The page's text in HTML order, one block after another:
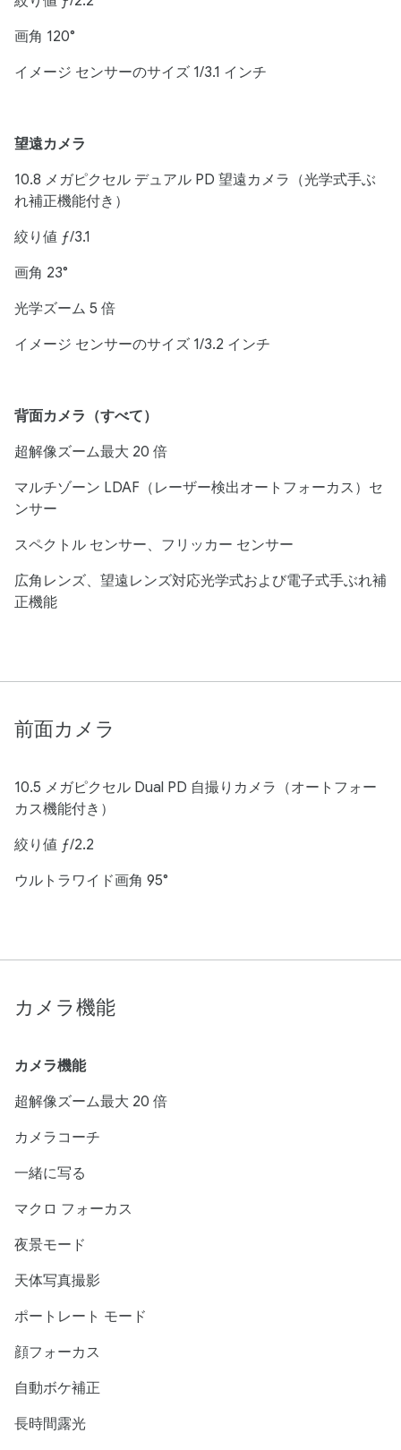
画角 120°
イメージ センサーのサイズ 1/3.1 インチ
望遠カメラ
10.8 メガピクセル デュアル PD 望遠カメラ（光学式手ぶ
れ補正機能付き）
絞り値 ƒ/3.1
画角 23°
光学ズーム 5 倍
イメージ センサーのサイズ 1/3.2 インチ
背面カメラ（すべて）
超解像ズーム最大 20 倍
マルチゾーン LDAF（レーザー検出オートフォーカス）セ
ンサー
スペクトル センサー、フリッカー センサー
広角レンズ、望遠レンズ対応光学式および電子式手ぶれ補
正機能
前面カメラ
10.5 メガピクセル Dual PD 自撮りカメラ（オートフォー
カス機能付き）
絞り値 ƒ/2.2
ウルトラワイド画角 95°
カメラ機能
カメラ機能
超解像ズーム最大 20 倍
カメラコーチ
一緒に写る
マクロ フォーカス
夜景モード
天体写真撮影
ポートレート モード
顔フォーカス
自動ボケ補正
長時間露光